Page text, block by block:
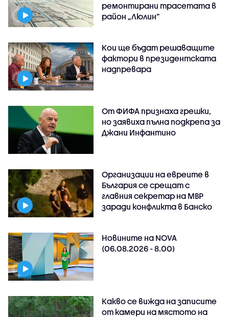
ремонтирани трасетата в
район „Люлин”
Кои ще бъдат решаващите
фактори в президентската
надпревара
От ФИФА признаха грешки,
но заявиха пълна подкрепа за
Джани Инфантино
Организации на евреите в
България се срещат с
главния секретар на МВР
заради конфликта в Банско
Новините на NOVA
(06.08.2026 - 8.00)
Какво се вижда на записите
от камери на мястото на